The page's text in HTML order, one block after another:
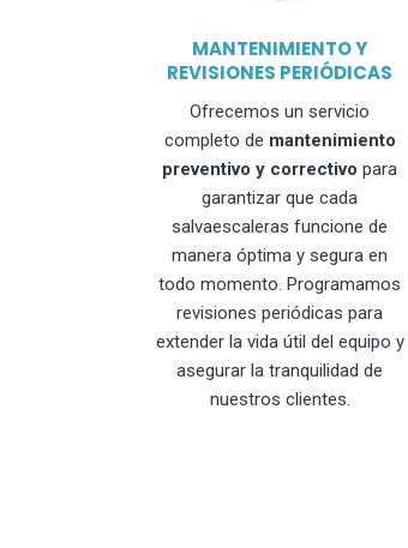
MANTENIMIENTO Y
REVISIONES PERIÓDICAS
Ofrecemos un servicio
completo de mantenimiento
preventivo y correctivo para
garantizar que cada
salvaescaleras funcione de
manera óptima y segura en
todo momento. Programamos
revisiones periódicas para
extender la vida útil del equipo y
asegurar la tranquilidad de
nuestros clientes.